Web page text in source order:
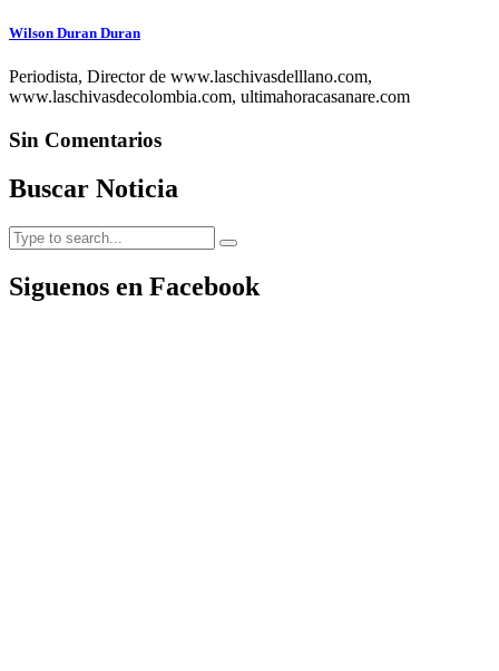
Wilson Duran Duran
Periodista, Director de www.laschivasdelllano.com,
www.laschivasdecolombia.com, ultimahoracasanare.com
Sin Comentarios
Buscar Noticia
Siguenos en Facebook